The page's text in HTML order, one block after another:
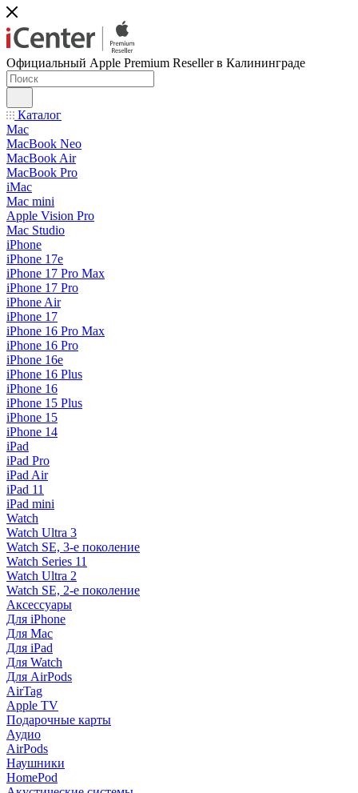
Официальный Apple Premium Reseller в Калининграде
Каталог
Mac
MacBook Neo
MacBook Air
MacBook Pro
iMac
Mac mini
Apple Vision Pro
Mac Studio
iPhone
iPhone 17e
iPhone 17 Pro Max
iPhone 17 Pro
iPhone Air
iPhone 17
iPhone 16 Pro Max
iPhone 16 Pro
iPhone 16e
iPhone 16 Plus
iPhone 16
iPhone 15 Plus
iPhone 15
iPhone 14
iPad
iPad Pro
iPad Air
iPad 11
iPad mini
Watch
Watch Ultra 3
Watch SE, 3-е поколение
Watch Series 11
Watch Ultra 2
Watch SE, 2-е поколение
Аксессуары
Для iPhone
Для Mac
Для iPad
Для Watch
Для AirPods
AirTag
Apple TV
Подарочные карты
Аудио
AirPods
Наушники
HomePod